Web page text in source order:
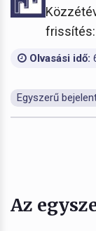
frissítés:
Olvasási idő:
Egyszerű
Az